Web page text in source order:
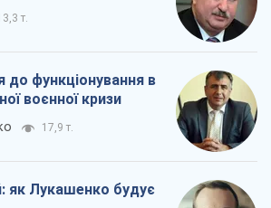
т.
до функціонування в
воєнної кризи
17,9 т.
як Лукашенко будує